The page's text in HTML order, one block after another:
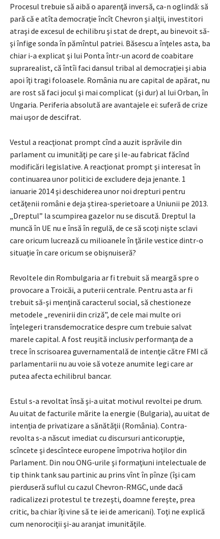
Procesul trebuie să aibă o aparenţă inversă, ca-n oglindă: să
pară că e atîta democraţie încît Chevron şi alţii, investitori
atraşi de excesul de echilibru şi stat de drept, au binevoit să-
şi înfige sonda în pămîntul patriei. Băsescu a înţeles asta, ba
chiar i-a explicat şi lui Ponta într-un acord de coabitare
suprarealist, că întîi faci dansul tribal al democraţiei şi abia
apoi îţi tragi foloasele. România nu are capital de apărat, nu
are rost să faci jocul şi mai complicat (şi dur) al lui Orban, în
Ungaria. Periferia absolută are avantajele ei: suferă de crize
mai uşor de descifrat.
Vestul a reacţionat prompt cînd a auzit isprăvile din
parlament cu imunităţi pe care şi le-au fabricat făcînd
modificări legislative. A reacţionat prompt şi interesat în
continuarea unor politici de excludere deja jenante. 1
ianuarie 2014 şi deschiderea unor noi drepturi pentru
cetăţenii români e deja ştirea-sperietoare a Uniunii pe 2013.
„Dreptul” la scumpirea gazelor nu se discută. Dreptul la
muncă în UE nu e însă în regulă, de ce să scoţi nişte sclavi
care oricum lucrează cu milioanele în ţările vestice dintr-o
situaţie în care oricum se obişnuiseră?
Revoltele din Rombulgaria ar fi trebuit să meargă spre o
provocare a Troicăi, a puterii centrale. Pentru asta ar fi
trebuit să-şi menţină caracterul social, să chestioneze
metodele „revenirii din criză”, de cele mai multe ori
înţelegeri transdemocratice despre cum trebuie salvat
marele capital. A fost reuşită inclusiv performanţa de a
trece în scrisoarea guvernamentală de intenţie către FMI că
parlamentarii nu au voie să voteze anumite legi care ar
putea afecta echilibrul bancar.
Estul s-a revoltat însă şi-a uitat motivul revoltei pe drum.
Au uitat de facturile mărite la energie (Bulgaria), au uitat de
intenţia de privatizare a sănătăţii (România). Contra-
revolta s-a născut imediat cu discursuri anticorupţie,
scîncete şi descîntece europene împotriva hoţilor din
Parlament. Din nou ONG-urile şi formaţiuni intelectuale de
tip think tank sau partinic au prins vînt în pînze (îşi cam
pierduseră suflul cu cazul Chevron-RMGC, unde dacă
radicalizezi protestul te trezeşti, doamne fereşte, prea
critic, ba chiar îţi vine să te iei de americani). Toţi ne explică
cum nenorociţii şi-au aranjat imunităţile.